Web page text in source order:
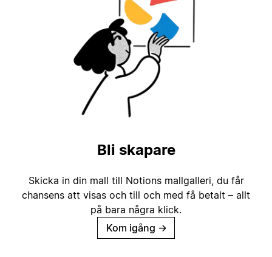
Bli skapare
Skicka in din mall till Notions mallgalleri, du får
chansens att visas och till och med få betalt – allt
på bara några klick.
Kom igång →